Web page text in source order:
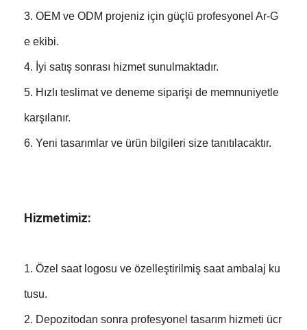
3. OEM ve ODM projeniz için güçlü profesyonel Ar-G
e ekibi.
4. İyi satış sonrası hizmet sunulmaktadır.
5. Hızlı teslimat ve deneme siparişi de memnuniyetle
karşılanır.
6. Yeni tasarımlar ve ürün bilgileri size tanıtılacaktır.
Hizmetimiz:
1. Özel saat logosu ve özelleştirilmiş saat ambalaj ku
tusu.
2. Depozitodan sonra profesyonel tasarım hizmeti ücr